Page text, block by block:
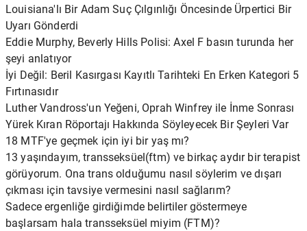
Louisiana'lı Bir Adam Suç Çılgınlığı Öncesinde Ürpertici Bir
Uyarı Gönderdi
Eddie Murphy, Beverly Hills Polisi: Axel F basın turunda her
şeyi anlatıyor
İyi Değil: Beril Kasırgası Kayıtlı Tarihteki En Erken Kategori 5
Fırtınasıdır
Luther Vandross'un Yeğeni, Oprah Winfrey ile İnme Sonrası
Yürek Kıran Röportajı Hakkında Söyleyecek Bir Şeyleri Var
18 MTF'ye geçmek için iyi bir yaş mı?
13 yaşındayım, transseksüel(ftm) ve birkaç aydır bir terapist
görüyorum. Ona trans olduğumu nasıl söylerim ve dışarı
çıkması için tavsiye vermesini nasıl sağlarım?
Sadece ergenliğe girdiğimde belirtiler göstermeye
başlarsam hala transseksüel miyim (FTM)?